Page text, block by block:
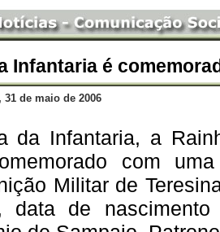
Infantaria é
31 de maio de 2006
da Infantaria, a
com
Militar de
data de nascimento